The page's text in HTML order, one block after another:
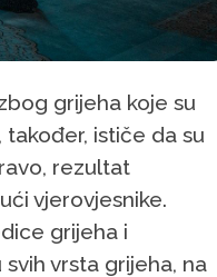
grijeha koje su
ističe da su
rezultat
vjerovjesnike.
grijeha i
vrsta grijeha, na